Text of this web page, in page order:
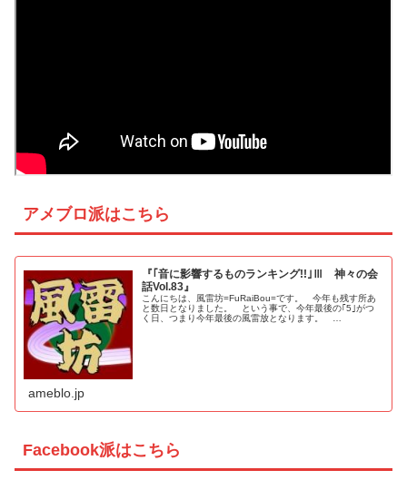
アメブロ派はこちら
『｢音に影響するものランキング!!｣Ⅲ 神々の会
話Vol.83』
こんにちは、風雷坊=FuRaiBou=です。 今年も残す所あ
と数日となりました。 という事で、今年最後の｢5｣がつ
く日、つまり今年最後の風雷放となります。 …
ameblo.jp
Facebook派はこちら